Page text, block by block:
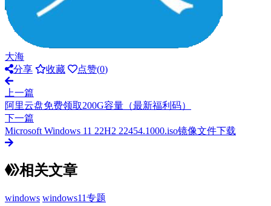
大海
分享
收藏 点赞(0)
上一篇
阿里云盘免费领取200G容量（最新福利码）
下一篇
Microsoft Windows 11 22H2 22454.1000.iso镜像文件下载
相关文章
windows windows11专题